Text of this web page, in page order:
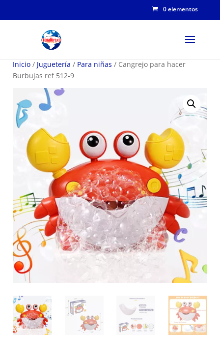
0 elementos
Inicio / Juguetería / Para niñas / Cangrejo para hacer
Burbujas ref 512-9